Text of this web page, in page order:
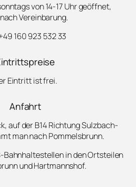
von 14-17 Uhr geöffnet,
Vereinbarung.
160 923 532 33
Eintritt ist frei.
Anfahrt
auf der B14 Richtung Sulzbach-
man nach Pommelsbrunn.
Bahnhaltestellen in den Ortsteilen
und Hartmannshof.